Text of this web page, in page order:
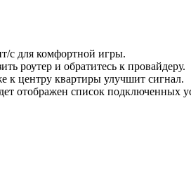
с для комфортной игры.
роутер и обратитесь к провайдеру.
к центру квартиры улучшит сигнал.
отображен список подключенных